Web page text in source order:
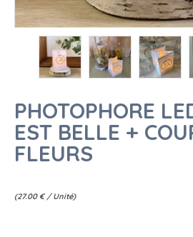
PHOTOPHORE
EST BELLE +
FLEURS
(27.00 € / Unité)